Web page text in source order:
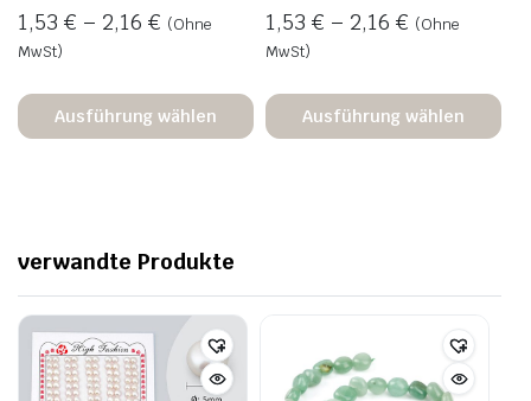
1,53 € – 2,16 € (Ohne
MwSt)
Ausführung wählen
1,53 € – 2,16 € (Ohne
MwSt)
Ausführung wählen
verwandte Produkte